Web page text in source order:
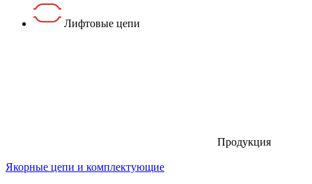
Лифтовые цепи
Продукция
Якорные цепи и комплектующие